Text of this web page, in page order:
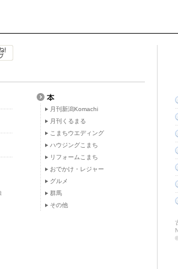
月刊新潟Komachi
月刊くるまる
こまちウエディング
ハウジングこまち
リフォームこまち
おでかけ・レジャー
グルメ
群馬
その他